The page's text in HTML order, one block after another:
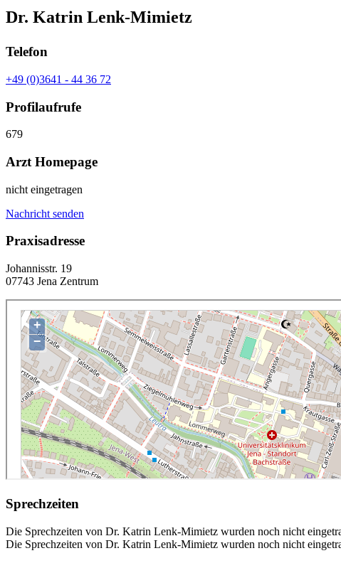
Dr. Katrin Lenk-Mimietz
Telefon
+49 (0)3641 - 44 36 72
Profilaufrufe
679
Arzt Homepage
nicht eingetragen
Nachricht senden
Praxisadresse
Johannisstr. 19
07743 Jena Zentrum
Sprechzeiten
Die Sprechzeiten von Dr. Katrin Lenk-Mimietz wurden noch nicht
Die Sprechzeiten von Dr. Katrin Lenk-Mimietz wurden noch nicht